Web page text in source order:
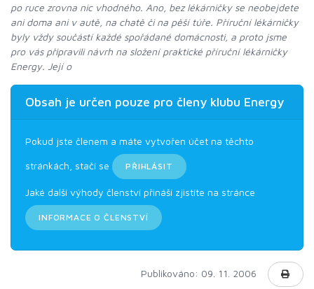
po ruce zrovna nic vhodného. Ano, bez lékárničky se neobejdete
ani doma ani v autě, na chatě či na pěší túře. Příruční lékárničky
byly vždy součástí každé spořádané domácnosti, a proto jsme
pro vás připravili návrh na složení praktické příruční lékárničky
Energy. Její o
Obsah je určen pouze pro členy klubu Energy
Pokud jste členem a máte vytvořen účet na těchto
stránkách, stačí se PŘIHLÁSIT
Jaké další výhody členství přináší zjistíte na stránce
INFORMACE O ČLENSTVÍ
Publikováno: 09. 11. 2006